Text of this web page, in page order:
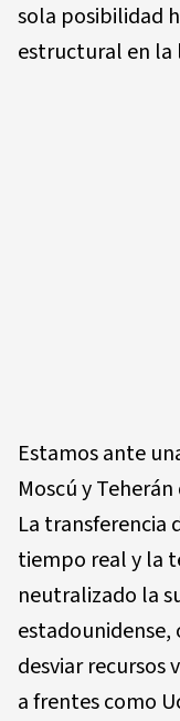
sola posibilidad
estructural en la
Estamos ante
Moscú y
La transferencia
tiempo real y la
neutralizado la
desviar
a frentes como